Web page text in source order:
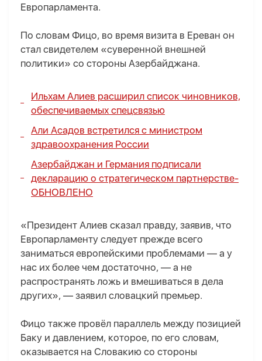
Европарламента.
По словам Фицо, во время визита в Ереван он
стал свидетелем «суверенной внешней
политики» со стороны Азербайджана.
Ильхам Алиев расширил список чиновников,
обеспечиваемых спецсвязью
Али Асадов встретился с министром
здравоохранения России
Азербайджан и Германия подписали
декларацию о стратегическом партнерстве-
ОБНОВЛЕНО
«Президент Алиев сказал правду, заявив, что
Европарламенту следует прежде всего
заниматься европейскими проблемами — а у
нас их более чем достаточно, — а не
распространять ложь и вмешиваться в дела
других», — заявил словацкий премьер.
Фицо также провёл параллель между позицией
Баку и давлением, которое, по его словам,
оказывается на Словакию со стороны